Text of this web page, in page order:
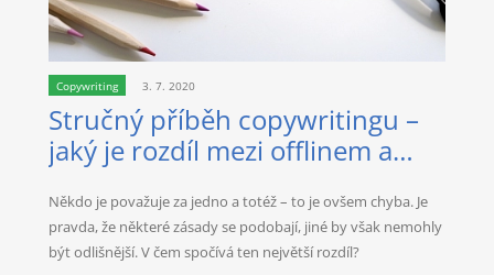
Copywriting 3. 7. 2020
Stručný příběh copywritingu –
jaký je rozdíl mezi offlinem a
Někdo je považuje za jedno a totéž – to je ovšem chyba. Je
pravda, že některé zásady se podobají, jiné by však nemohly
být odlišnější. V čem spočívá ten největší rozdíl?